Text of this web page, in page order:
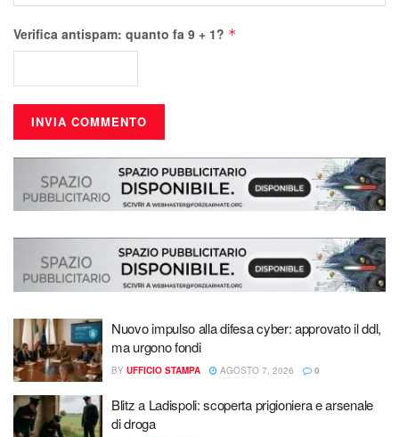
Verifica antispam: quanto fa 9 + 1? *
Nuovo impulso alla difesa cyber: approvato il ddl,
ma urgono fondi
BY UFFICIO STAMPA AGOSTO 7, 2026 0
Blitz a Ladispoli: scoperta prigioniera e arsenale
di droga